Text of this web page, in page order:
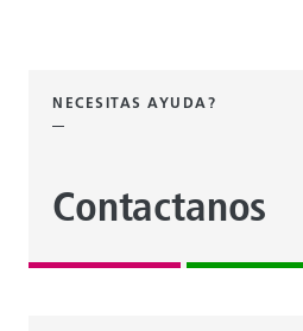
NECESITAS AYUDA?
Contactanos